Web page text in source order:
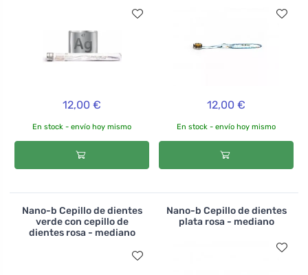
también encontrará cepillos de dientes para niños e
12,00 €
En stock - envío hoy mismo
12,00 €
En stock - envío hoy mismo
Nano-b Cepillo de dientes
verde con cepillo de
dientes rosa - mediano
Nano-b Cepillo de dientes
plata rosa - mediano